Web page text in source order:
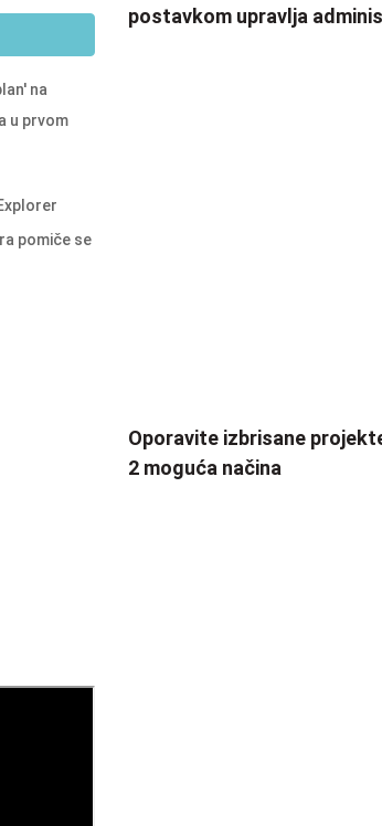
na
u prvom
pomiče se
postavkom upravlja
Oporavite izbrisane
2 moguća načina